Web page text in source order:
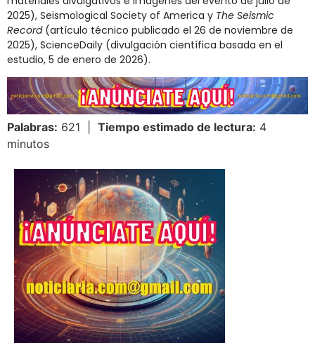
2025), Seismological Society of America y The Seismic
Record(artículo técnico publicado el 26 de noviembre de
2025), ScienceDaily (divulgación científica basada en el
estudio, 5 de enero de 2026).
Palabras: 621 | Tiempo estimado de lectura: 4
minutos